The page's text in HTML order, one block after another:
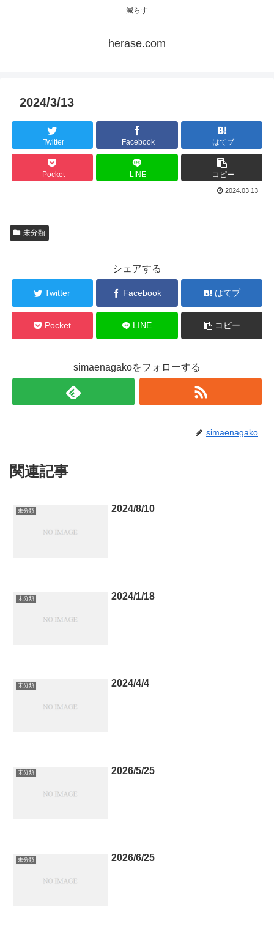
減らす
herase.com
2024/3/13
Twitter Facebook はてブ
Pocket LINE コピー
2024.03.13
未分類
シェアする
Twitter Facebook はてブ
Pocket LINE コピー
simaenagakoをフォローする
simaenagako
関連記事
未分類 2024/8/10
未分類 2024/1/18
未分類 2024/4/4
未分類 2026/5/25
未分類 2026/6/25